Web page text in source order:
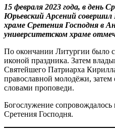
15 февраля 2023 года, в день
Юрьевский Арсений
храме Сретения Господня в
университетском храме
По окончании Литургии было
иконой праздника. Затем
Святейшего Патриарха
православной молодёжи,
словами проповеди.
Богослужение
Сретения Господня.